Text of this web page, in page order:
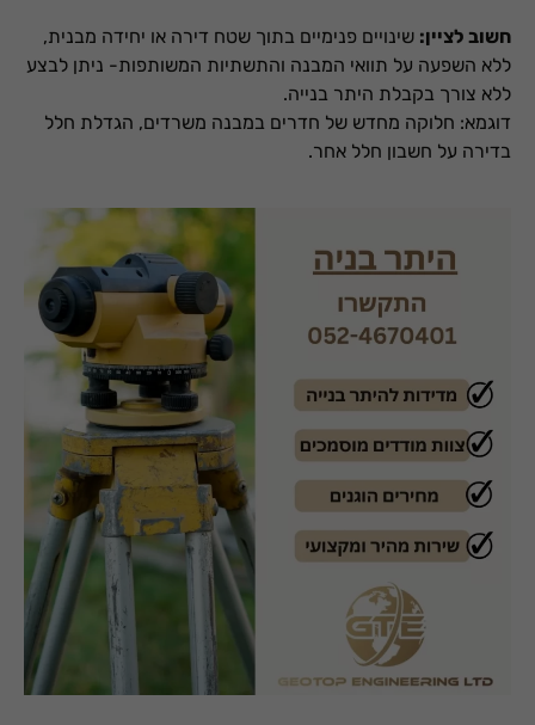
חשוב לציין: שינויים פנימיים בתוך שטח דירה או יחידה מבנית,
ללא השפעה על תוואי המבנה והתשתיות המשותפות- ניתן לבצע
ללא צורך בקבלת היתר בנייה.
דוגמא: חלוקה מחדש של חדרים במבנה משרדים, הגדלת חלל
בדירה על חשבון חלל אחר.